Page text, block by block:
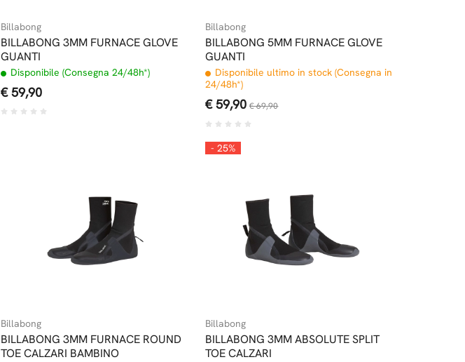
Billabong
BILLABONG 3MM FURNACE GLOVE
GUANTI
Disponibile (Consegna 24/48h*)
€ 59,90
Billabong
BILLABONG 5MM FURNACE GLOVE
GUANTI
Disponibile ultimo in stock (Consegna in
24/48h*)
€ 59,90 € 69,90
Billabong
BILLABONG 3MM FURNACE ROUND
TOE CALZARI BAMBINO
- 25%
Billabong
BILLABONG 3MM ABSOLUTE SPLIT
TOE CALZARI